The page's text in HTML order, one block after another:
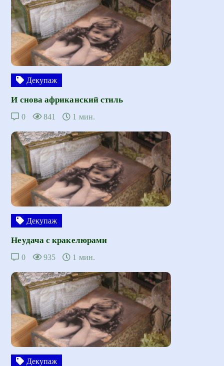
Декупаж
И снова африканский стиль
0 841 1 мин.
Декупаж
Неудача с кракелюрами
0 935 1 мин.
Декупаж